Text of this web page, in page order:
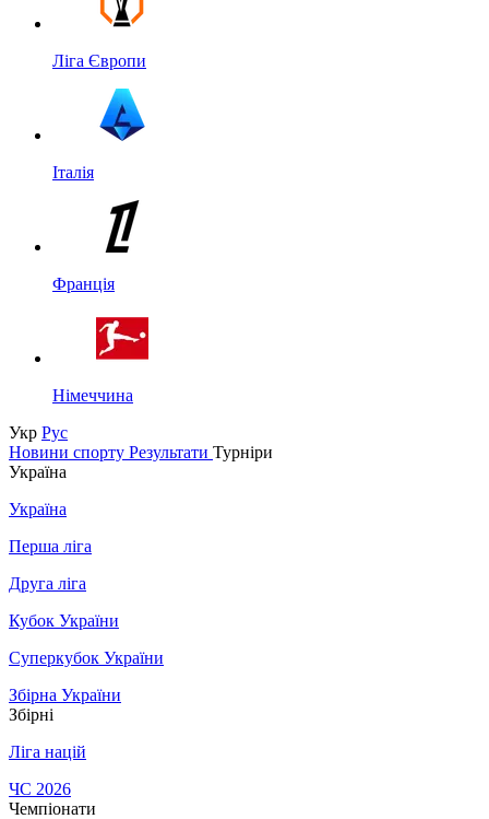
Ліга Європи
Італія
Франція
Німеччина
Укр Рус
Новини спорту Результати Турніри
Україна
Україна
Перша ліга
Друга ліга
Кубок України
Суперкубок України
Збірна України
Збірні
Ліга націй
ЧС 2026
Чемпіонати